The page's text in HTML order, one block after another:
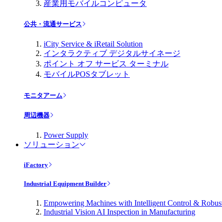
産業用モバイルコンピュータ
公共・流通サービス
iCity Service & iRetail Solution
インタラクティブ デジタルサイネージ
ポイント オフ サービス ターミナル
モバイルPOSタブレット
モニタアーム
周辺機器
Power Supply
ソリューション
iFactory
Industrial Equipment Builder
Empowering Machines with Intelligent Control &
Industrial Vision AI Inspection in Manufacturing